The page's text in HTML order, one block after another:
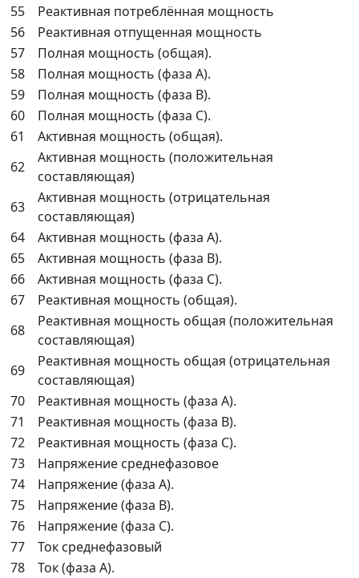
55
Реактивная потреблённая мощность
56
Реактивная отпущенная мощность
57
Полная мощность (общая).
58
Полная мощность (фаза A).
59
Полная мощность (фаза B).
60
Полная мощность (фаза C).
61
Активная мощность (общая).
62
Активная мощность (положительная
составляющая)
63
Активная мощность (отрицательная
составляющая)
64
Активная мощность (фаза A).
65
Активная мощность (фаза B).
66
Активная мощность (фаза C).
67
Реактивная мощность (общая).
68
Реактивная мощность общая (положительная
составляющая)
69
Реактивная мощность общая (отрицательная
составляющая)
70
Реактивная мощность (фаза A).
71
Реактивная мощность (фаза B).
72
Реактивная мощность (фаза C).
73
Напряжение среднефазовое
74
Напряжение (фаза A).
75
Напряжение (фаза B).
76
Напряжение (фаза C).
77
Ток среднефазовый
78
Ток (фаза A).